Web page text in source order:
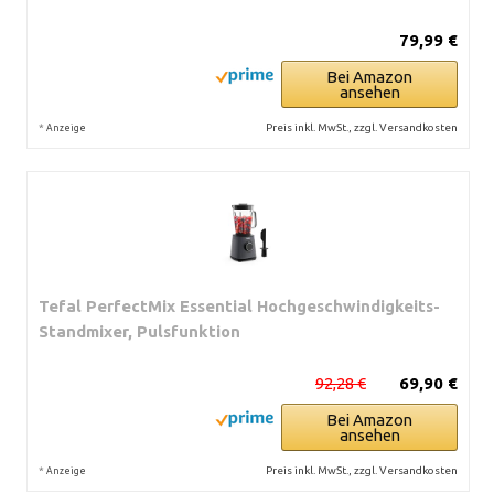
79,99 €
Bei Amazon
ansehen
* Anzeige Preis inkl. MwSt., zzgl. Versandkosten
Tefal PerfectMix Essential Hochgeschwindigkeits-
Standmixer, Pulsfunktion
69,90 €
92,28 €
Bei Amazon
ansehen
* Anzeige Preis inkl. MwSt., zzgl. Versandkosten